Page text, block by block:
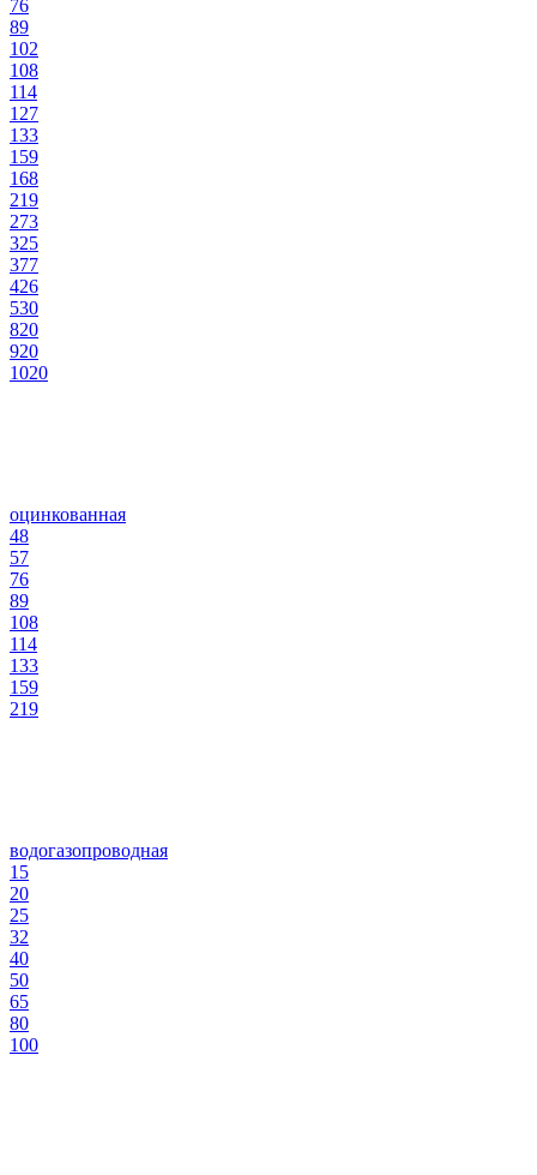
76
89
102
108
114
127
133
159
168
219
273
325
377
426
530
820
920
1020
оцинкованная
48
57
76
89
108
114
133
159
219
водогазопроводная
15
20
25
32
40
50
65
80
100